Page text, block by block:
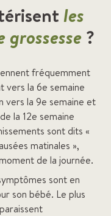
les
grossesse?
fréquemment
vers la 6e semaine
vers la 9e semaine et
la 12e semaine
sont dits «
matinales »,
de la journée.
sont en
son bébé. Le plus